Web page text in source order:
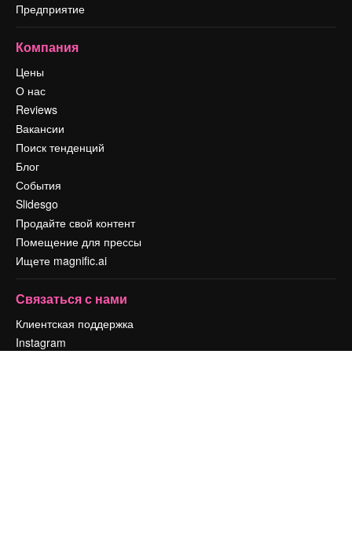
Предприятие
Компания
Цены
О нас
Reviews
Вакансии
Поиск тенденций
Блог
События
Slidesgo
Продайте свой контент
Помещение для прессы
Ищете magnific.ai
Связаться с нами
Клиентская поддержка
Instagram